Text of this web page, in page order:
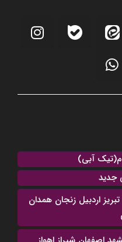
آبی)
جدید
اردبیل زنجان همدان